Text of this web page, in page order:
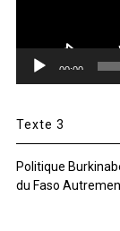
00:00
Texte 3
Politique
du Faso